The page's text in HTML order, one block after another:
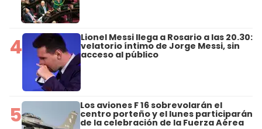
4 Lionel Messi llega a Rosario a las 20.30:
velatorio íntimo de Jorge Messi, sin
acceso al público
5 Los aviones F 16 sobrevolarán el
centro porteño y el lunes participarán
de la celebración de la Fuerza Aérea